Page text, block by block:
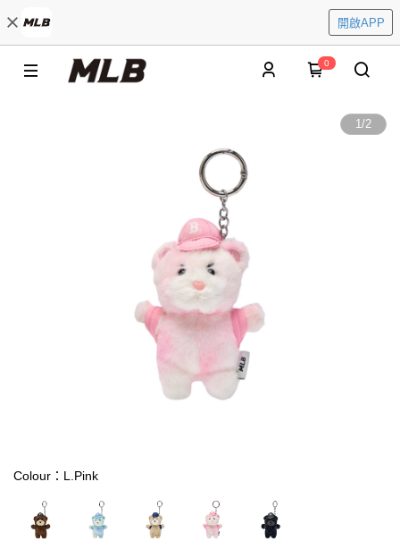
開啟APP
0
1/2
Colour：L.Pink